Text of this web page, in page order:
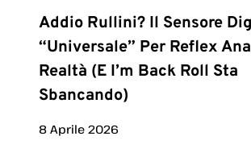
Addio Rullini? Il Sensore
“universale” Per Reflex
Realtà (e I’m Back Roll Sta
Sbancando)
8 Aprile 2026